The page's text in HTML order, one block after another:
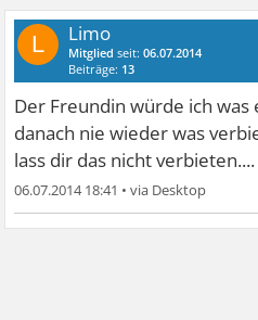
L Limo
Mitglied seit:06.07.2014
Beiträge: 13
Der Freundin würde ich was
danach nie wieder was
lass dir das nicht verbieten....
06.07.2014 18:41 •